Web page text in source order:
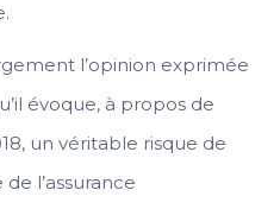
l’opinion exprimée
évoque, à propos de
un véritable risque de
l’assurance